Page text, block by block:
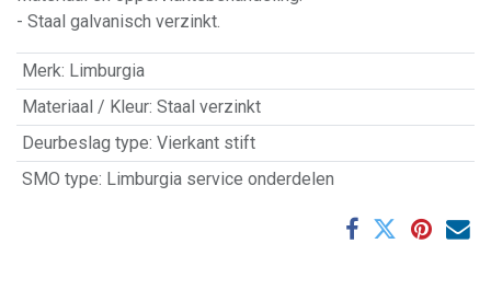
- Staal galvanisch verzinkt.
Merk: Limburgia
Materiaal / Kleur: Staal verzinkt
Deurbeslag type: Vierkant stift
SMO type: Limburgia service onderdelen